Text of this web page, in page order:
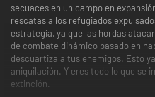
secuaces en un campo en
rescatas a los refugiados
estrategia, ya que las hordas
de combate dinámico basado en
descuartiza a tus enemigos. Esto
aniquilación. Y eres todo lo que se
extinción.